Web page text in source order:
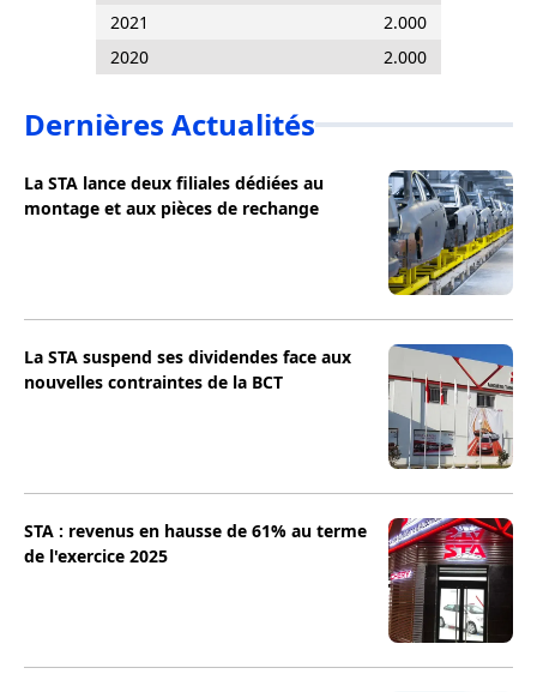
2021
2.000
2020
2.000
Dernières Actualités
La STA lance deux filiales dédiées au
montage et aux pièces de rechange
La STA suspend ses dividendes face aux
nouvelles contraintes de la BCT
STA : revenus en hausse de 61% au terme
de l'exercice 2025